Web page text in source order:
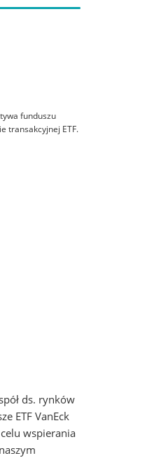
funduszu
transakcyjnej ETF.
ds. rynków
ETF VanEck
wspierania